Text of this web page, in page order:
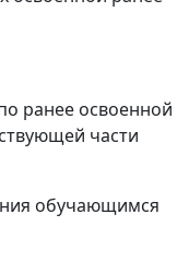
ранее освоенной
части
обучающимся